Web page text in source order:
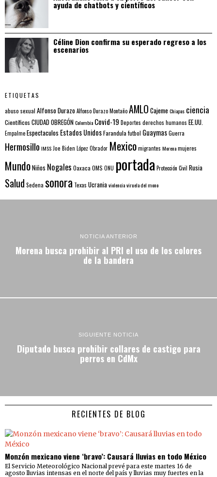
ayuda de chatbots y científicos
Céline Dion confirma su esperado regreso a los
escenarios
ETIQUETAS
abuso sexual Alfonso DurazoAlfonso Durazo MontañoAMLO CajemeChiapas ciencia
Científicos CIUDAD OBREGÓNColombia Covid-19 Deportes derechos humanos EE.UU.
EmpalmeEspectaculos Estados UnidosFarandulafutbol GuaymasGuerra
Hermosillo IMSSJoe Biden López Obrador Mexicomigrantes Morenamujeres
MundoNiños Nogales Oaxaca OMS ONU portada Protección Civil Rusia
Salud Sedena sonora Texas Ucraniaviolenciaviruela del mono
NOTICIA ANTERIOR
Morena busca prohibir al PRI el uso de los colores
de la bandera
SIGUIENTE NOTICIA
Diputado busca prohibir collares de castigo para
perros en CdMx
RECIENTES DE BLOG
Monzón mexicano viene ‘bravo’: Causará lluvias en todo México
El Servicio Meteorológico Nacional prevé para este martes 16 de
agosto lluvias intensas en el norte del país y lluvias muy fuertes en la